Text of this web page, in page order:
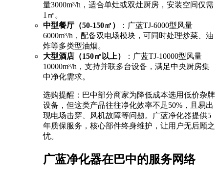
量3000m³/h，适合单灶或双灶厨房，安装空间仅需
1㎡。
中型餐厅（50-150㎡）
：广蓝TJ-6000型风量
6000m³/h，配备双电场模块，可同时处理炒菜、油
炸等多类型油烟。
大型酒店（150㎡以上）
：广蓝TJ-10000型风量
10000m³/h，支持并联多台设备，满足中央厨房集
中净化需求。
选购提醒：巴中部分商家为降低成本选用低价杂牌
设备，但这类产品往往净化效率不足50%，且易出
现电场击穿、风机故障等问题。广蓝净化器提供5
年质保服务，核心部件终身维护，让用户无后顾之
忧。
广蓝净化器在巴中的服务网络